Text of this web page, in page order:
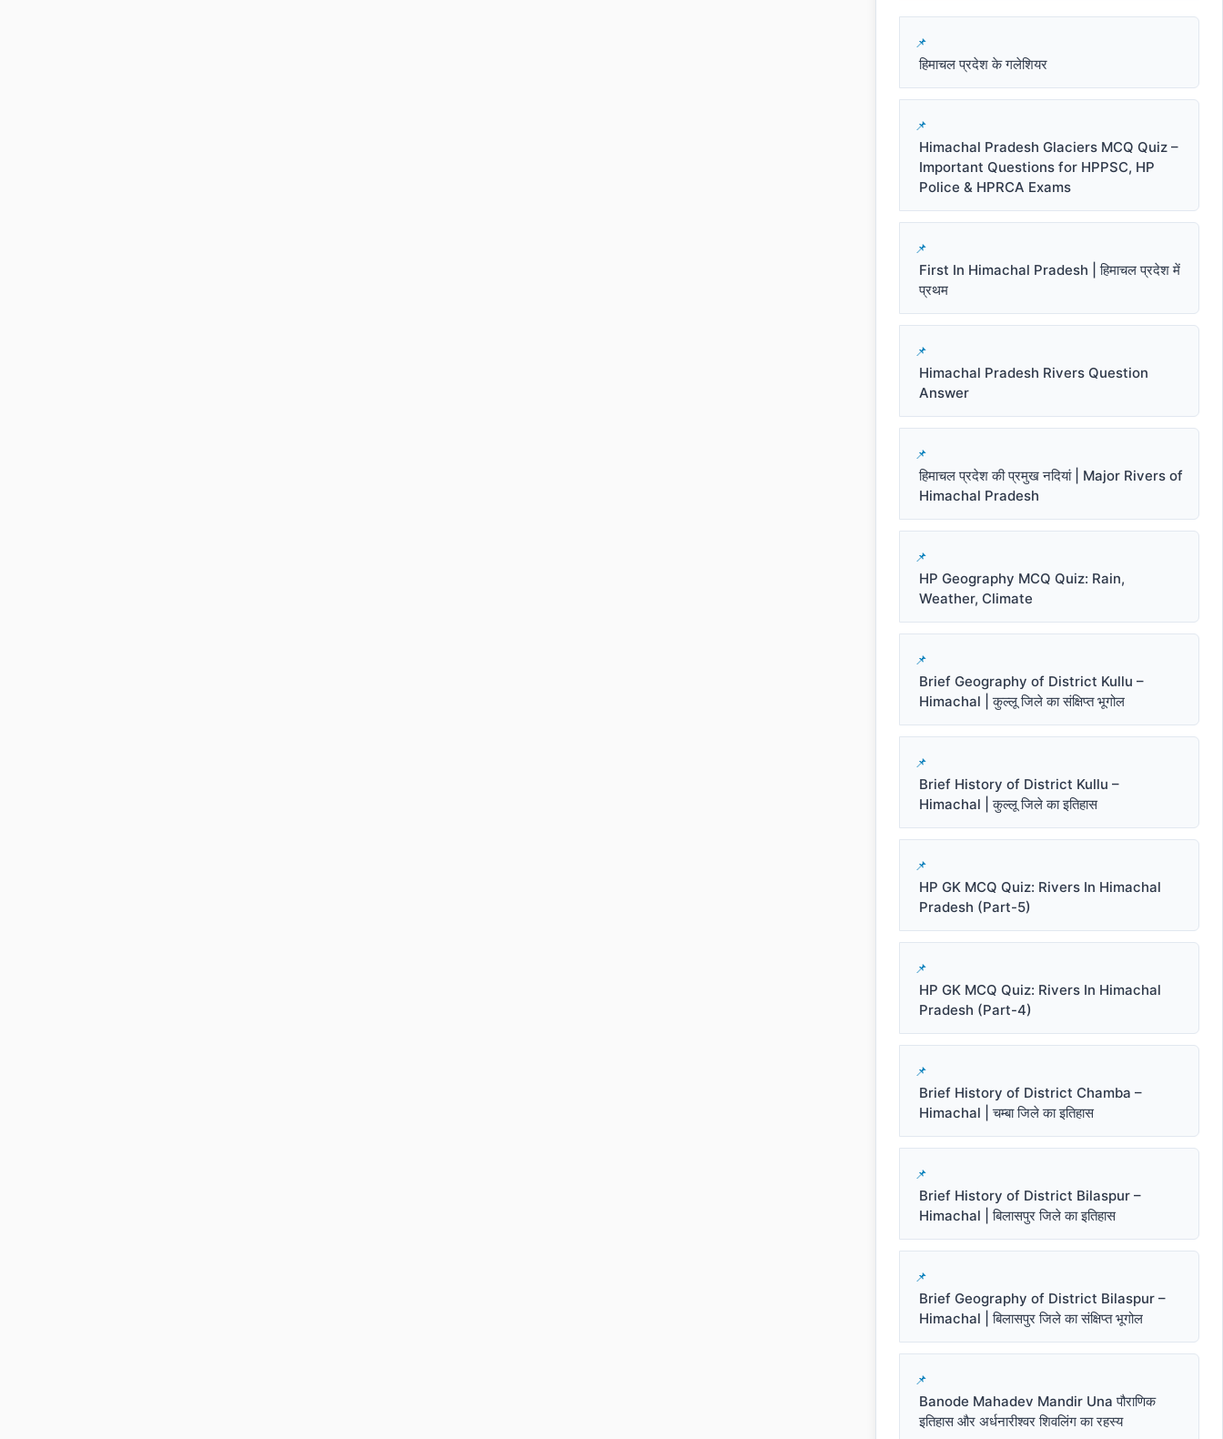
हिमाचल प्रदेश के गलेशियर
Himachal Pradesh Glaciers MCQ Quiz –
Important Questions for HPPSC, HP
Police & HPRCA Exams
First In Himachal Pradesh | हिमाचल प्रदेश में
प्रथम
Himachal Pradesh Rivers Question
Answer
हिमाचल प्रदेश की प्रमुख नदियां | Major Rivers of
Himachal Pradesh
HP Geography MCQ Quiz: Rain,
Weather, Climate
Brief Geography of District Kullu –
Himachal | कुल्लू जिले का संक्षिप्त भूगोल
Brief History of District Kullu –
Himachal | कुल्लू जिले का इतिहास
HP GK MCQ Quiz: Rivers In Himachal
Pradesh (Part-5)
HP GK MCQ Quiz: Rivers In Himachal
Pradesh (Part-4)
Brief History of District Chamba –
Himachal | चम्बा जिले का इतिहास
Brief History of District Bilaspur –
Himachal | बिलासपुर जिले का इतिहास
Brief Geography of District Bilaspur –
Himachal | बिलासपुर जिले का संक्षिप्त भूगोल
Banode Mahadev Mandir Una पौराणिक
इतिहास और अर्धनारीश्वर शिवलिंग का रहस्य